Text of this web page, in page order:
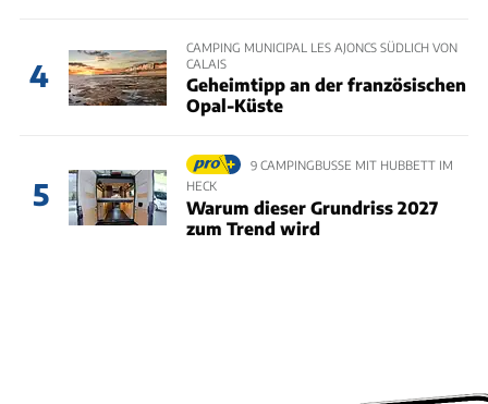
4
CAMPING MUNICIPAL LES AJONCS SÜDLICH VON
CALAIS
Geheimtipp an der französischen
Opal-Küste
5
9 CAMPINGBUSSE MIT HUBBETT IM
HECK
Warum dieser Grundriss 2027
zum Trend wird